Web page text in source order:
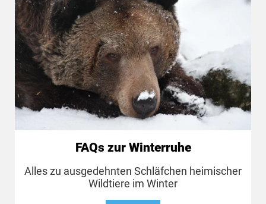
FAQs zur Winterruhe
Alles zu ausgedehnten Schläfchen heimischer
Wildtiere im Winter